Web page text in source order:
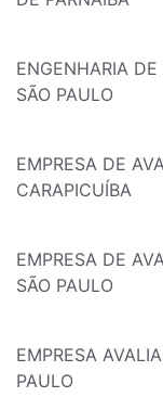
ENGENHARIA
SÃO PAULO
EMPRESA DE
CARAPICUÍBA
EMPRESA DE
SÃO PAULO
EMPRESA
PAULO